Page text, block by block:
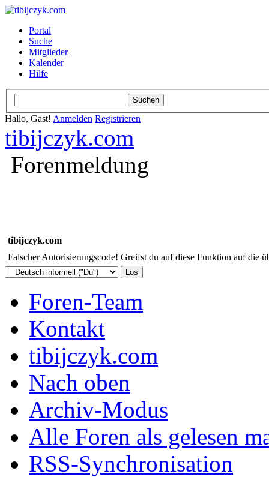
Portal
Suche
Mitglieder
Kalender
Hilfe
Hallo, Gast! Anmelden Registrieren
tibijczyk.com
Forenmeldung
tibijczyk.com
Falscher Autorisierungscode! Greifst du auf diese Funktion auf die
Foren-Team
Kontakt
tibijczyk.com
Nach oben
Archiv-Modus
Alle Foren als gelesen
RSS-Synchronisation